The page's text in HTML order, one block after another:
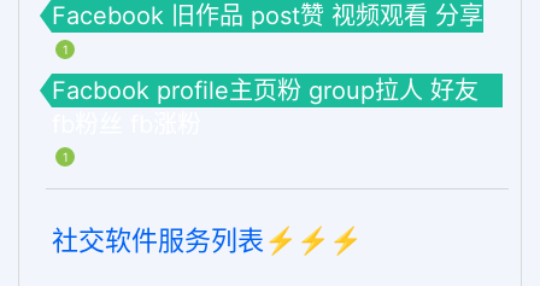
Facebook 旧作品 post赞 视频观看 分享
1
Facbook profile主页粉 group拉人 好友
1
社交软件服务列表⚡️⚡️⚡️